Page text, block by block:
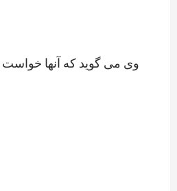
وی می گوید که آنها خواست